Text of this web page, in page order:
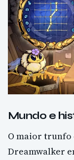
Mundo e
O maior trunfo
Dreamwalker